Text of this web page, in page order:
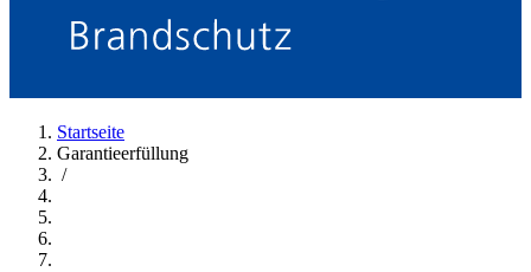
Startseite
Garantieerfüllung
/